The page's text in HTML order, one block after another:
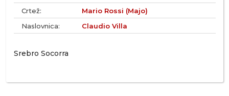
Crtež:
Mario Rossi (Majo)
Naslovnica:
Claudio Villa
Srebro Socorra